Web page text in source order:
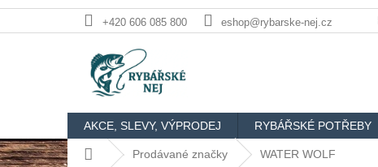
+420 606 085 800 eshop@rybarske-nej.cz
AKCE, SLEVY, VÝPRODEJ RYBÁŘSKÉ POTŘEBY
Domů Prodávané značky WATER WOLF